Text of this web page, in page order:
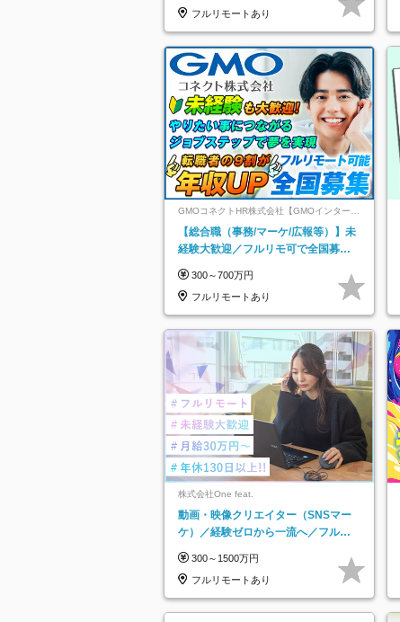
フルリモートあり
GMOコネクトHR株式会社【GMOインターネ
ットグループ】
【総合職（事務/マーケ/広報等）】未
経験大歓迎／フルリモ可で全国募
★
300～700万円
フルリモートあり
株式会社One feat.
動画・映像クリエイター（SNSマー
ケ）／経験ゼロから一流へ／フルリ
日以上
300～1500万円
フルリモートあり